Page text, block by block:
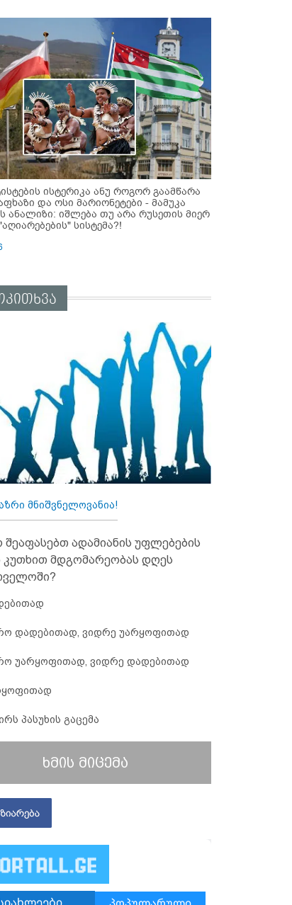
ისტერიკა ანუ როგორ გაამწარა
და ოსი მარიონეტები - მამუკა
ანალიზი: იშლება თუ არა რუსეთის მიერ
სისტემა?!
მნიშვნელოვანია!
ადამიანის უფლებების
კუთხით მდგომარეობას დღეს
დადებითად, ვიდრე უარყოფითად
უარყოფითად, ვიდრე დადებითად
პასუხის გაცემა
ხმის მიცემა